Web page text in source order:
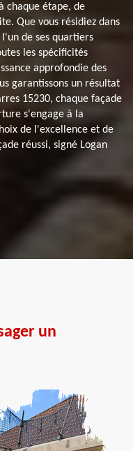
chaque étape, de
Que vous résidiez dans
de ses quartiers
les spécificités
approfondie des
garantissons un résultat
15230, chaque façade
s'engage à la
de l'excellence et de
réussi, signé Logan
un